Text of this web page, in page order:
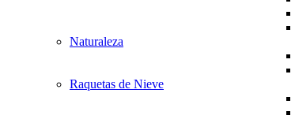
Naturaleza
Raquetas de Nieve